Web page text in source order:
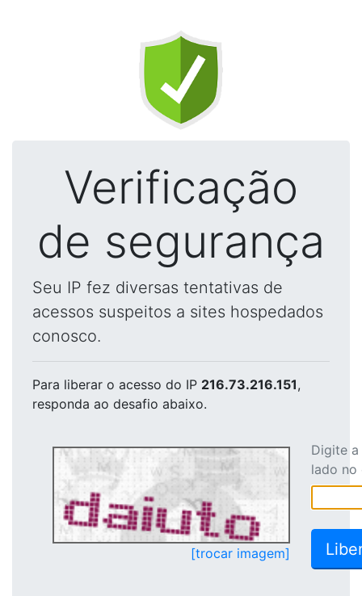
Verificação
de segurança
Seu IP fez diversas tentativas de
acessos suspeitos a sites hospedados
conosco.
Para liberar o acesso do IP 216.73.216.151,
responda ao desafio abaixo.
[trocar imagem]
Digite
lado no